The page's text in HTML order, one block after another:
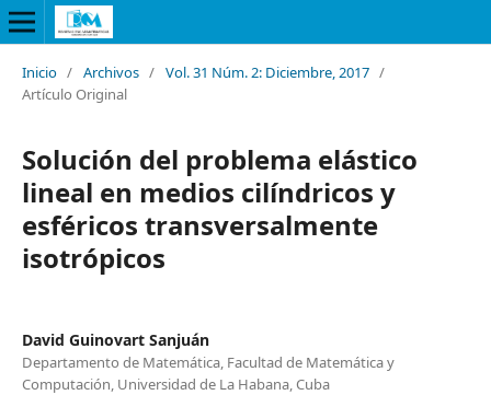
Inicio / Archivos / Vol. 31 Núm. 2: Diciembre, 2017 /
Artículo Original
Solución del problema elástico
lineal en medios cilíndricos y
esféricos transversalmente
isotrópicos
David Guinovart Sanjuán
Departamento de Matemática, Facultad de Matemática y
Computación, Universidad de La Habana, Cuba